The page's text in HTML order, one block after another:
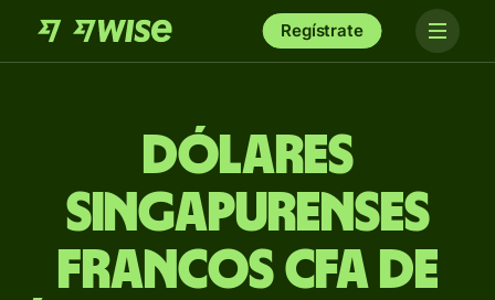
Regístrate
Dólares
singapurenses
francos CFA de